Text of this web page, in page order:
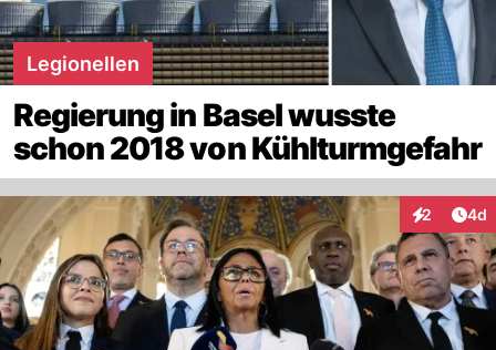
Legionellen
Regierung in Basel wusste
schon 2018 von Kühlturmgefahr
2 4d